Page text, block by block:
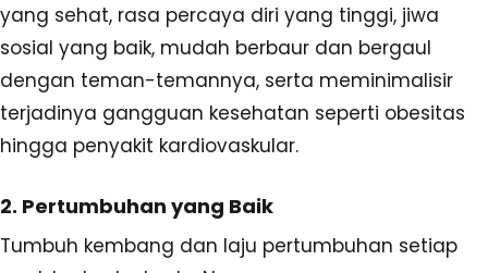
yang sehat, rasa percaya diri yang tinggi, jiwa
sosial yang baik, mudah berbaur dan bergaul
dengan teman-temannya, serta meminimalisir
terjadinya gangguan kesehatan seperti obesitas
hingga penyakit kardiovaskular.
2. Pertumbuhan yang Baik
Tumbuh kembang dan laju pertumbuhan setiap